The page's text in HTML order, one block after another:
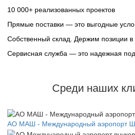
10 000+ реализованных проектов
Прямые поставки — это выгодные
Собственный склад. Держим позиции в
Сервисная служба — это надежная
Среди наших
АО МАШ - Международный аэропорт